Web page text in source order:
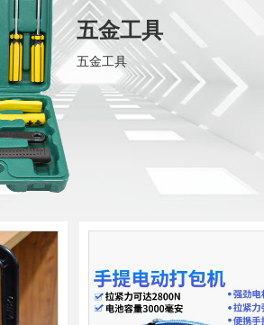
五金工具
五金工具